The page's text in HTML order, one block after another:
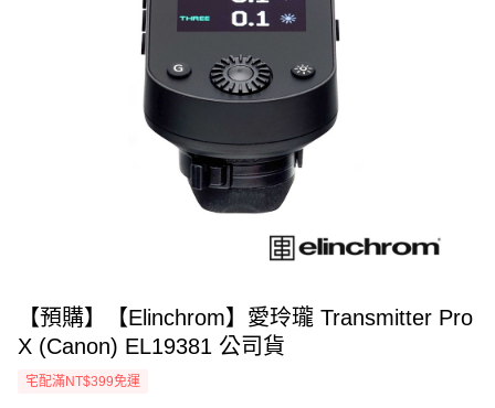
【預購】【Elinchrom】愛玲瓏 Transmitter Pro
X (Canon) EL19381 公司貨
宅配滿NT$399免運